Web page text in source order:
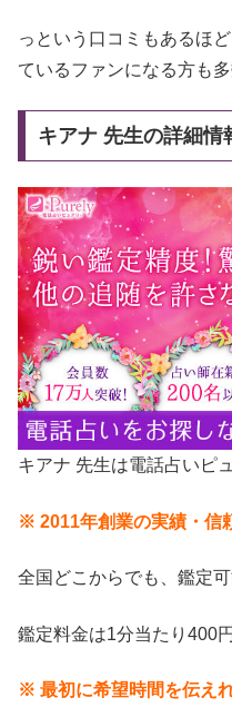
っという口コミもあるほ
ているファンになる方も多
キアナ 先生の詳細情
キアナ 先生は電話占いピ
※ 2011年創業の実績・信
全国どこからでも、鑑定
鑑定料金は1分当たり400
※ 最初に希望時間を伝え